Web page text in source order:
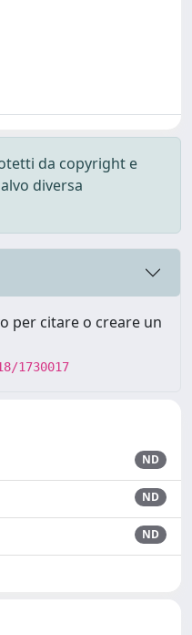
da copyright e
diversa
per citare o creare un
1730017
ND
ND
ND